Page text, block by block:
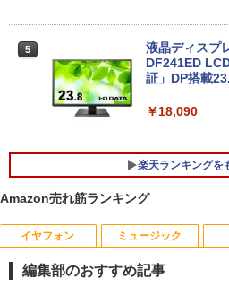
GWIFI
料 持ち運び便
￥27,600
5
本日超得 P5
載｜中古 2in1
｜Core i5 第8
ッチパネル
パソコン 2-
￥49,800
ndows11
保証【
￥144,980
立 新品】ゲ
7 5700X メモ
原神 Apex
グパソコン ゲ
￥260,775
5
液晶ディスプ
DF241ED
証」DP搭載
￥18,090
楽天ランキングを
1
おいしい！イ
で描きました
Amazon売れ筋ランキング
イヤフォン ミュージック
編集部のおすすめ記事